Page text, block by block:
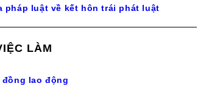
pháp luật về kết hôn trái phát luật
LÀM
lao động